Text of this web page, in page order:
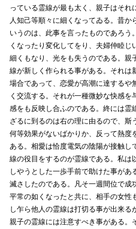
っている霊線が最も太く、親子はそ
人知己等順々に細くなってゐる。昔か
いうのは、此事を言ったものであろう
くなったり変化してをり、夫婦仲睦
細くもなり、光をも失うのである。親
線が新しく作られる事がある。それは
場合であって、恋愛が高潮に達するや
く交流する。それが一種微妙な快感
感をも反映し合ふのである。終には霊
ざるに到るのは右の理に由るので、斯
何等効果がないばかりか、反って熱度
ある。相愛は恰度電気の陰陽が接触し
線の役目をするのが霊線である。私は
しやうとした一歩手前で助けた事が
滅さしたのである。凡そ一週間位で成
平常の如くなったと共に、相手の女性
し乍ら他人の霊線は打切る事が出来
親子の霊線には注意すべき事がある。